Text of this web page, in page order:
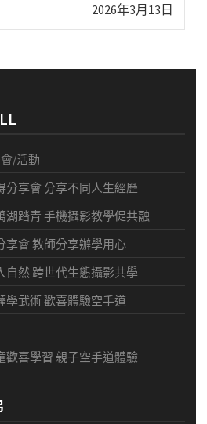
2026年3月13日
/活動
分享會 分享不同人生經歷
湖踏青 手機攝影教學促共融
享會 教師分享辦學用心
自然 跨世代生態攝影共學
學武術 歡喜體驗空手道
歡喜學習 親子空手道體驗